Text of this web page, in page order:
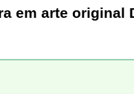
em arte